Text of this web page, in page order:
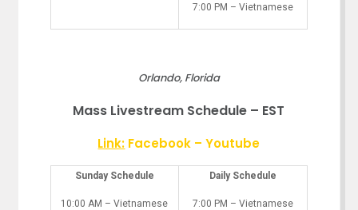
7:00 PM – Vietnamese
Orlando, Florida
Mass Livestream Schedule – EST
Link: Facebook –Youtube
Sunday Schedule
10:00 AM – Vietnamese
Daily Schedule
7:00 PM – Vietnamese